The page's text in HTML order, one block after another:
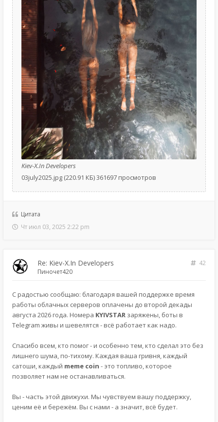
Kiev-X.In Developers
03july2025.jpg (220.91 КБ) 361697 просмотров
Цитата
Чт июл 03, 2025 2:22 pm
Re: Kiev-X.In Developers
42
Пиночет420
С радостью сообщаю: благодаря вашей поддержке время
работы облачных серверов оплачены до второй декады
августа 2026 года. Номера KYIVSTAR заряжены, боты в
Telegram живы и шевелятся - всё работает как надо.
Спасибо всем, кто помог - и особенно тем, кто сделал это без
лишнего шума, по-тихому. Каждая ваша гривня, каждый
сатоши, каждый meme coin - это топливо, которое
позволяет нам не останавливаться.
Вы - часть этой движухи. Мы чувствуем вашу поддержку,
ценим её и бережём. Вы с нами - а значит, всё будет.